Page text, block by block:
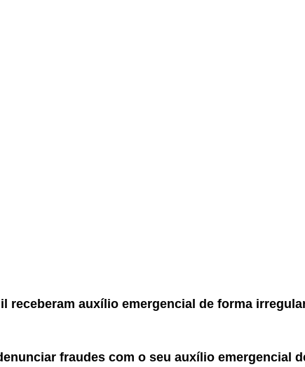
receberam auxílio emergencial de forma
fraudes com o seu auxílio emergencial